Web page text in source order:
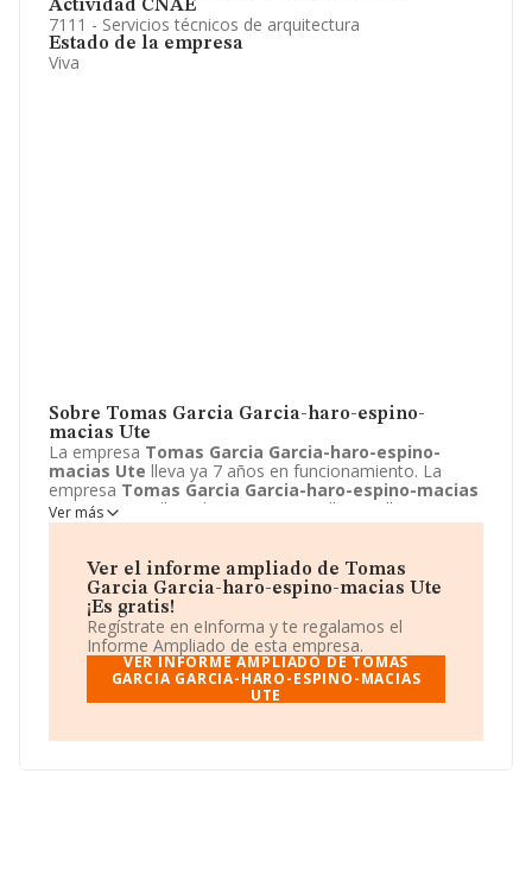
Actividad CNAE
7111 - Servicios técnicos de arquitectura
Estado de la empresa
Viva
Sobre Tomas Garcia Garcia-haro-espino-
macias Ute
La empresa Tomas Garcia Garcia-haro-espino-
macias Ute lleva ya 7 años en funcionamiento. La
empresa Tomas Garcia Garcia-haro-espino-macias
Utesita en Calle Galera, 29 - D, Sevilla, Sevilla. La
actividad CNAE de esta compañía es 7111 - Servicios
Garcia-haro-espino-macias Ute se registra como
Unión temporal de empresas.
Ver más
Ver el informe ampliado de Tomas
Garcia Garcia-haro-espino-macias Ute
¡Es gratis!
Regístrate en eInforma y te regalamos el
Informe Ampliado de esta empresa.
VER INFORME AMPLIADO DE TOMAS
GARCIA GARCIA-HARO-ESPINO-MACIAS
UTE